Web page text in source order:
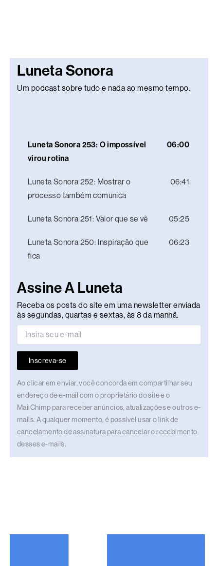
Luneta Sonora
Um podcast sobre tudo e nada ao mesmo tempo.
Luneta Sonora 253: O impossível
virou rotina
06:00
Luneta Sonora 252: Mostrar o
processo também comunica
06:41
Luneta Sonora 251: Valor que se vê 05:25
Luneta Sonora 250: Inspiração que
fica
06:23
Assine A Luneta
Receba os posts do site em uma newsletter enviada
às segundas, quartas e sextas, às 8 da manhã.
Inscreva-se
Ao clicar em enviar, você concorda em compartilhar seu
endereço de e-mail com o proprietário do site e o
MailChimp para receber anúncios, atualizações e outros e-
mails. A qualquer momento, é possível usar o link de
cancelamento de assinatura para cancelar o recebimento
desses e-mails.